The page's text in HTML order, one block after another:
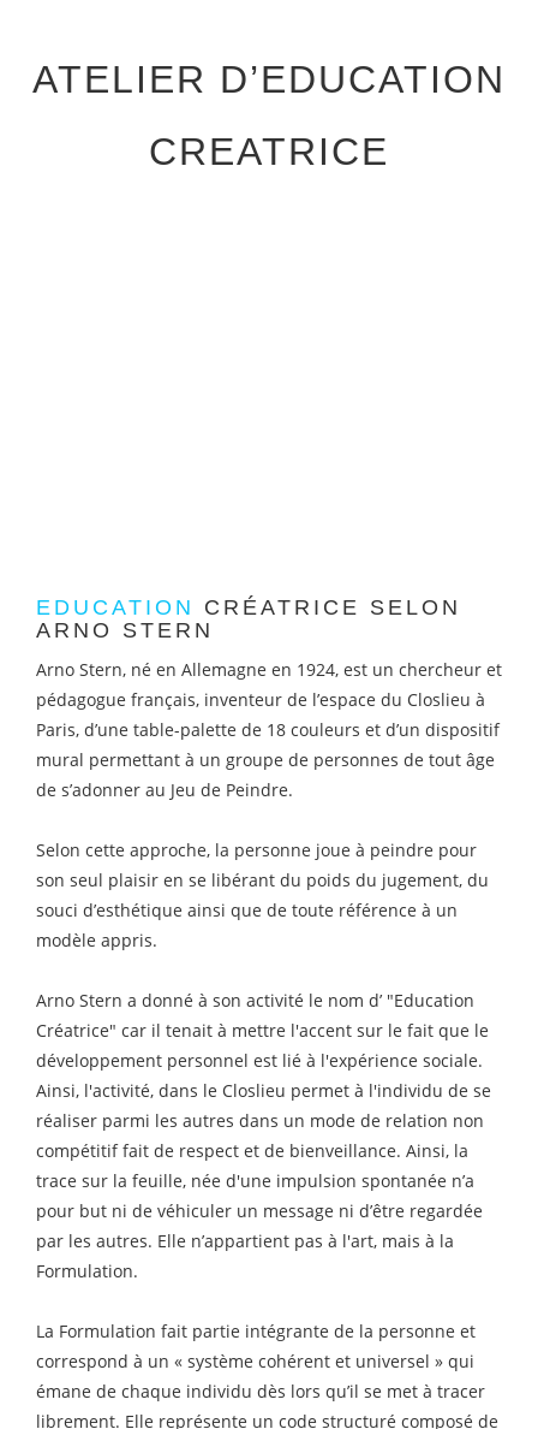
ATELIER D’EDUCATION
CREATRICE
EDUCATION
CRÉATRICE SELON
ARNO STERN
Arno Stern, né en Allemagne en 1924, est un chercheur et
pédagogue français, inventeur de l’espace du Closlieu à
Paris, d’une table-palette de 18 couleurs et d’un dispositif
mural permettant à un groupe de personnes de tout âge
de s’adonner au Jeu de Peindre.
Selon cette approche, la personne joue à peindre pour
son seul plaisir en se libérant du poids du jugement, du
souci d’esthétique ainsi que de toute référence à un
modèle appris.
Arno Stern a donné à son activité le nom d’ "Education
Créatrice" car il tenait à mettre l'accent sur le fait que le
développement personnel est lié à l'expérience sociale.
Ainsi, l'activité, dans le Closlieu permet à l'individu de se
réaliser parmi les autres dans un mode de relation non
compétitif fait de respect et de bienveillance. Ainsi, la
trace sur la feuille, née d'une impulsion spontanée n’a
pour but ni de véhiculer un message ni d’être regardée
par les autres. Elle n’appartient pas à l'art, mais à la
Formulation.
La Formulation fait partie intégrante de la personne et
correspond à un « système cohérent et universel » qui
émane de chaque individu dès lors qu’il se met à tracer
librement. Elle représente un code structuré composé de